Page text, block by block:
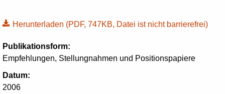
Herunterladen (PDF, 747KB, Datei ist nicht barrierefrei)
Publikationsform:
Empfehlungen, Stellungnahmen und Positionspapiere
Datum:
2006